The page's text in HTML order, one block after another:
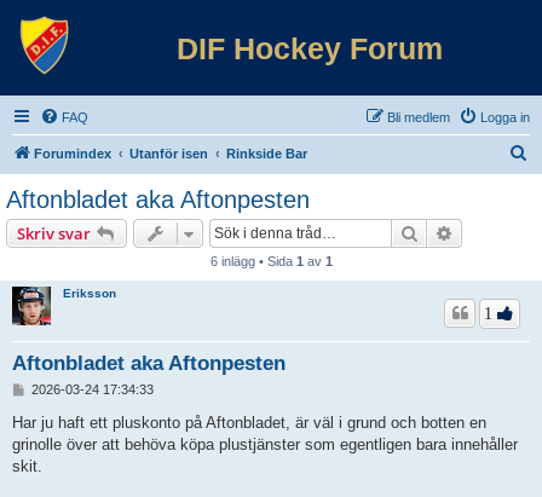
DIF Hockey Forum
FAQ Logga in
Bli medlem
Forumindex Utanför isen Rinkside Bar
Aftonbladet aka Aftonpesten
Skriv svar Sök
6 inlägg • Sida 1 av 1
Eriksson
Aftonbladet aka Aftonpesten
1
l
ä
g
g
2026-03-24 17:34:33
Har ju haft ett pluskonto på Aftonbladet, är väl i grund och botten en
grinolle över att behöva köpa plustjänster som egentligen bara innehåller
skit.